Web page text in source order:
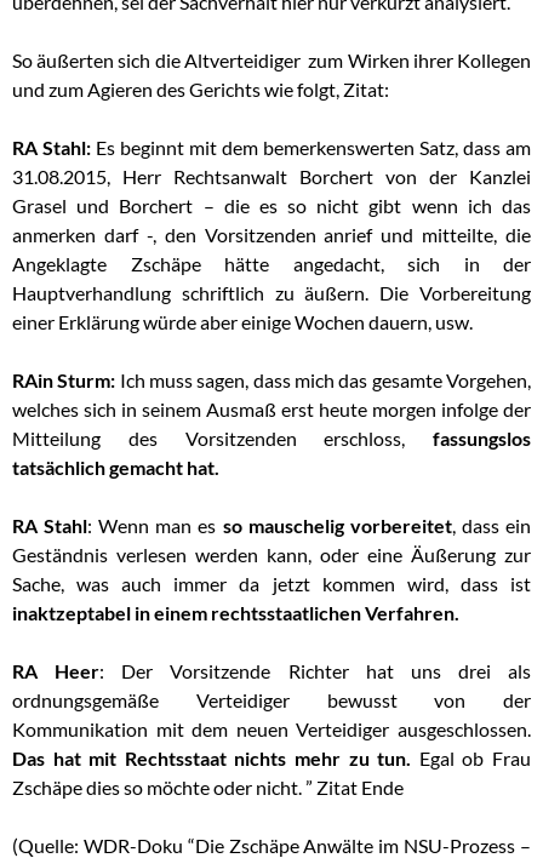
So äußerten sich die Altverteidiger zum Wirken ihrer Kollegen
und zum Agieren des Gerichts wie folgt, Zitat:
RA Stahl: Es beginnt mit dem bemerkenswerten Satz, dass am
31.08.2015, Herr Rechtsanwalt Borchert von der Kanzlei
Grasel und Borchert – die es so nicht gibt wenn ich das
anmerken darf -, den Vorsitzenden anrief und mitteilte, die
Angeklagte Zschäpe hätte angedacht, sich in der
Hauptverhandlung schriftlich zu äußern. Die Vorbereitung
einer Erklärung würde aber einige Wochen dauern, usw.
RAin Sturm: Ich muss sagen, dass mich das gesamte Vorgehen,
welches sich in seinem Ausmaß erst heute morgen infolge der
Mitteilung des Vorsitzenden erschloss, fassungslos
tatsächlich gemacht hat.
RA Stahl: Wenn man es so mauschelig vorbereitet, dass ein
Geständnis verlesen werden kann, oder eine Äußerung zur
Sache, was auch immer da jetzt kommen wird, dass ist
inaktzeptabel in einem rechtsstaatlichen Verfahren.
RA Heer: Der Vorsitzende Richter hat uns drei als
ordnungsgemäße Verteidiger bewusst von der
Kommunikation mit dem neuen Verteidiger ausgeschlossen.
Das hat mit Rechtsstaat nichts mehr zu tun. Egal ob Frau
Zschäpe dies so möchte oder nicht. ” Zitat Ende
(Quelle: WDR-Doku “Die Zschäpe Anwälte im NSU-Prozess –